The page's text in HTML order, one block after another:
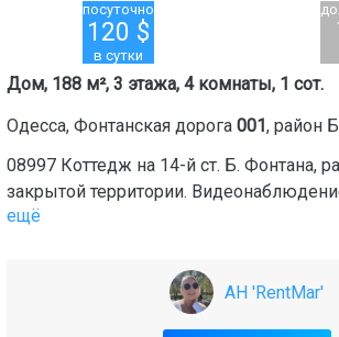
посуточно
120 $
в сутки
Дом, 188 м², 3 этажа, 4 комнаты, 1 сот.
Одесса, Фонтанская дорога 001, район
08997 Коттедж на 14-й ст. Б. Фонтана,
закрытой территории.
ещё
АН 'RentMar'